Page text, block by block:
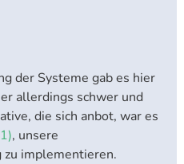
der Systeme gab es hier
allerdings schwer und
die sich anbot, war es
, unsere
zu implementieren.